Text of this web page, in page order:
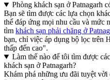
Phòng khách sạn ở Patnagarh
Bạn sẽ tìm được các lựa chọn
thể đáp ứng mọi nhu cầu và mức
tìm khách sạn phải chăng ở
bạn, chỉ việc áp dụng bộ lọc trên
thấp đến cao".
Làm thế nào để tôi tìm được
khách sạn ở Patnagarh?
Khám phá những ưu đãi tuyệt